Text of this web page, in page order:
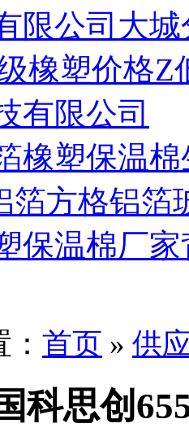
限公司大
橡塑价格Z
有限公司
橡塑保温
箔方格铝箔
保温棉厂
首页 » 供
科思创